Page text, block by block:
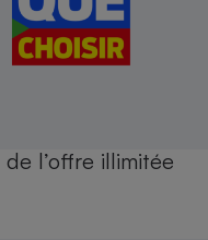
l’offre illimitée